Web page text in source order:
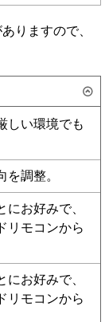
P56K7SGC
PKZ-
りますので、
しい環境でも
を調整。
にお好みで、
リモコンから
にお好みで、
リモコンから